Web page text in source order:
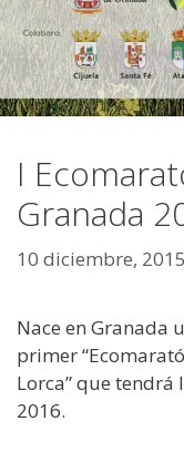
I
Granada
10 diciembre, 2015
Nace en Granada
primer
Lorca” que
2016.